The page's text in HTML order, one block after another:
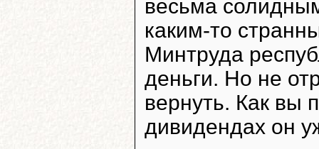
весьма
каким-то
Минтруда
деньги. Но не
вернуть. Как вы
дивидендах он